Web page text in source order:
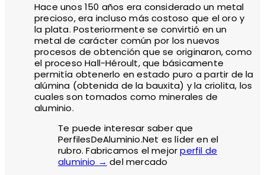
Hace unos 150 años era considerado un metal
precioso, era incluso más costoso que el oro y
la plata. Posteriormente se convirtió en un
metal de carácter común por los nuevos
procesos de obtención que se originaron, como
el proceso Hall-Héroult, que básicamente
permitía obtenerlo en estado puro a partir de la
alúmina (obtenida de la bauxita) y la criolita, los
cuales son tomados como minerales de
aluminio.
Te puede interesar saber que
PerfilesDeAluminio.Net es líder en el
rubro. Fabricamos el mejorperfil de
aluminio → del mercado